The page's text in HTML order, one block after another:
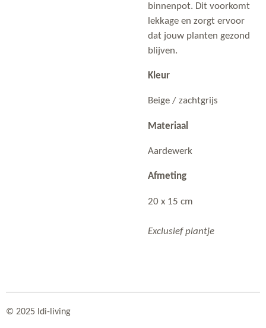
binnenpot. Dit voorkomt
lekkage en zorgt ervoor
dat jouw planten gezond
blijven.
Kleur
Beige / zachtgrijs
Materiaal
Aardewerk
Afmeting
20 x 15 cm
Exclusief plantje
© 2025 ldi-living